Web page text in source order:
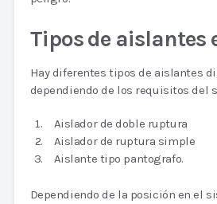
Tipos de aislantes
Hay diferentes tipos de aislantes
dependiendo de los requisitos del
Aislador de doble ruptura
Aislador de ruptura simple
Aislante tipo pantografo.
Dependiendo de la posición en el